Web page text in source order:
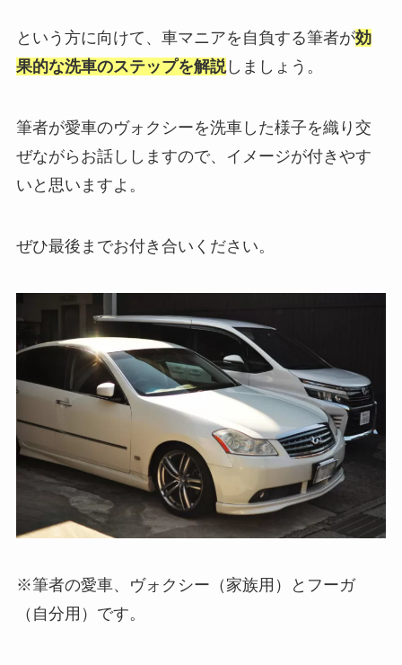
という方に向けて、車マニアを自負する筆者が効
果的な洗車のステップを解説しましょう。
筆者が愛車のヴォクシーを洗車した様子を織り交
ぜながらお話ししますので、イメージが付きやす
いと思いますよ。
ぜひ最後までお付き合いください。
※筆者の愛車、ヴォクシー（家族用）とフーガ
（自分用）です。